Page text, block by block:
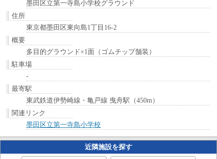
墨田区立第一寺島小学校グラウンド
住所
東京都墨田区東向島1丁目16-2
概要
多目的グラウンド×1面（ゴムチップ舗装）
駐車場
-
最寄駅
東武鉄道伊勢崎線・亀戸線 曳舟駅（450m）
関連リンク
墨田区立第一寺島小学校
近隣施設を探す